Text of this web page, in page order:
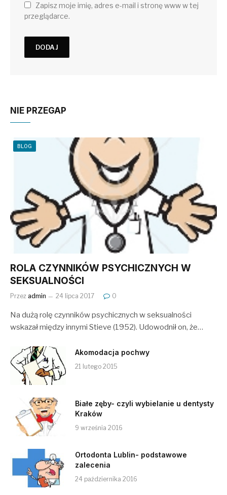
Zapisz moje imię, adres e-mail i stronę www w tej
przeglądarce.
NIE PRZEGAP
BLOG
ROLA CZYNNIKÓW PSYCHICZNYCH W
SEKSUALNOŚCI
Przez admin 24 lipca 2017 0
Na dużą rolę czynników psychicznych w seksualności
wskazał między innymi Stieve (1952). Udowodnił on, że…
Akomodacja pochwy
21 lutego 2015
Białe zęby- czyli wybielanie u dentysty
Kraków
9 września 2016
Ortodonta Lublin- podstawowe
zalecenia
24 października 2016